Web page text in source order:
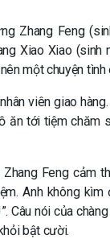
Zhang Feng
Xiao Xiao
một chuyện tình
viên giao
ăn tới tiệm chăm
Feng cảm
Anh không
Câu nói của
bật cười.